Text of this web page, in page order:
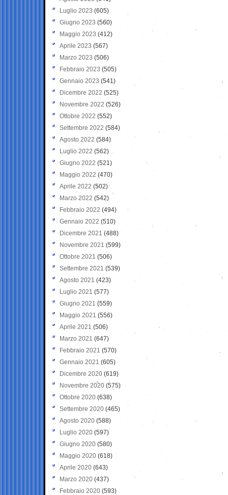
Luglio 2023 (605)
Giugno 2023 (560)
Maggio 2023 (412)
Aprile 2023 (567)
Marzo 2023 (506)
Febbraio 2023 (505)
Gennaio 2023 (541)
Dicembre 2022 (525)
Novembre 2022 (526)
Ottobre 2022 (552)
Settembre 2022 (584)
Agosto 2022 (584)
Luglio 2022 (562)
Giugno 2022 (521)
Maggio 2022 (470)
Aprile 2022 (502)
Marzo 2022 (542)
Febbraio 2022 (494)
Gennaio 2022 (510)
Dicembre 2021 (488)
Novembre 2021 (599)
Ottobre 2021 (506)
Settembre 2021 (539)
Agosto 2021 (423)
Luglio 2021 (577)
Giugno 2021(559)
Maggio 2021 (556)
Aprile 2021 (506)
Marzo 2021 (647)
Febbraio 2021 (570)
Gennaio 2021 (605)
Dicembre 2020 (619)
Novembre 2020 (575)
Ottobre 2020 (638)
Settembre 2020(465)
Agosto 2020 (588)
Luglio 2020 (597)
Giugno 2020 (580)
Maggio 2020 (618)
Aprile 2020 (643)
Marzo 2020 (437)
Febbraio 2020 (593)